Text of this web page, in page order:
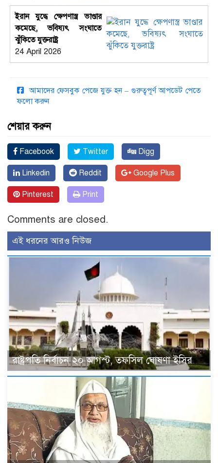
ইরান যুদ্ধে ক্ষেপণাস্ত্র ভাণ্ডার
কমেছে, ভবিষ্যৎ সংঘাতে
ঝুঁকিতে যুক্তরাষ্ট্র
24 April 2026
আমাদের ফেসবুক পেজে যুক্ত হন – গুরুত্বপূর্ণ আপডেট পেতে
ফলো করুন
শেয়ার করুন
Facebook Twitter Digg
Linkedin Reddit Google Plus
Pinterest Print
Comments are closed.
এই ধরনের আরও নিউজ
রাষ্ট্রপতি নির্বাচন ২০ আগস্ট, তফসিল ঘোষণা ইসির